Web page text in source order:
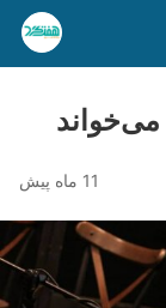
می‌خواند
11 ماه پیش